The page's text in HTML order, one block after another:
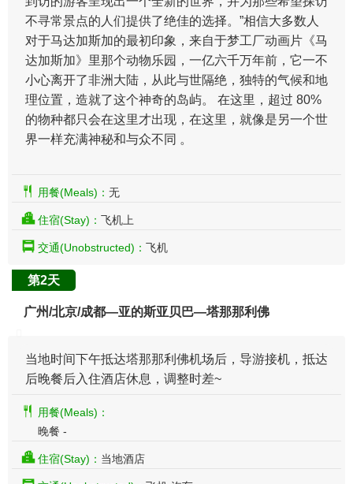
不寻常景点的人们提供了绝佳的选择。”相信大多数人
对于马达加斯加的最初印象，来自于梦工厂动画片《马
达加斯加》里那个动物乐园，一亿六千万年前，它一不
小心离开了非洲大陆，从此与世隔绝，独特的气候和地
理位置，造就了这个神奇的岛屿。 在这里，超过 80%
的物种都只会在这里才出现，在这里，就像是另一个世
界一样充满神秘和与众不同 。
用餐(Meals)： 无
住宿(Stay)： 飞机上
交通(Unobstructed)： 飞机
第2天
广州/北京/成都—亚的斯亚贝巴—塔那那利佛
当地时间下午抵达塔那那利佛机场后，导游接机，抵达
后晚餐后入住酒店休息，调整时差~
用餐(Meals)：
晚餐 -
住宿(Stay)： 当地酒店